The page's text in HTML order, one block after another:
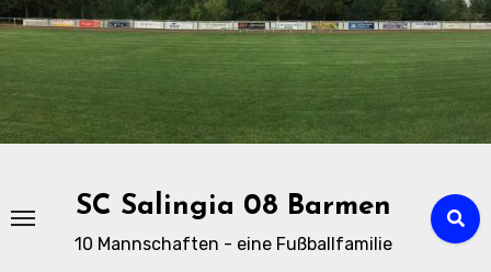
SC Salingia 08 Barmen
10 Mannschaften - eine Fußballfamilie